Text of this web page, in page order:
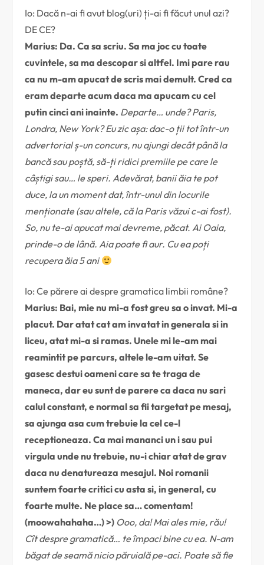
Io: Dacă n-ai fi avut blog(uri) ți-ai fi făcut unul azi?
DE CE?
Marius: Da. Ca sa scriu. Sa ma joc cu toate
cuvintele, sa ma descopar si altfel. Imi pare rau
ca nu m-am apucat de scris mai demult. Cred ca
eram departe acum daca ma apucam cu cel
putin cinci ani inainte. Departe… unde? Paris,
Londra, New York? Eu zic așa: dac-o ții tot într-un
advertorial ș-un concurs, nu ajungi decât până la
bancă sau poștă, să-ți ridici premiile pe care le
câștigi sau… le speri. Adevărat, banii ăia te pot
duce, la un moment dat, într-unul din locurile
menționate (sau altele, că la Paris văzui c-ai fost).
So, nu te-ai apucat mai devreme, păcat. Ai Oaia,
prinde-o de lână. Aia poate fi aur. Cu ea poți
recupera ăia 5 ani
Io: Ce părere ai despre gramatica limbii române?
Marius: Bai, mie nu mi-a fost greu sa o invat. Mi-a
placut. Dar atat cat am invatat in generala si in
liceu, atat mi-a si ramas. Unele mi le-am mai
reamintit pe parcurs, altele le-am uitat. Se
gasesc destui oameni care sa te traga de
maneca, dar eu sunt de parere ca daca nu sari
calul constant, e normal sa fii targetat pe mesaj,
sa ajunga asa cum trebuie la cel ce-l
receptioneaza. Ca mai mananci un i sau pui
virgula unde nu trebuie, nu-i chiar atat de grav
daca nu denatureaza mesajul. Noi romanii
suntem foarte critici cu asta si, in general, cu
foarte multe. Ne place sa… comentam!
(moowahahaha…) >) Ooo, da! Mai ales mie, rău!
Cît despre gramatică… te împaci bine cu ea. N-am
băgat de seamă nicio păruială pe-aci. Poate să fie